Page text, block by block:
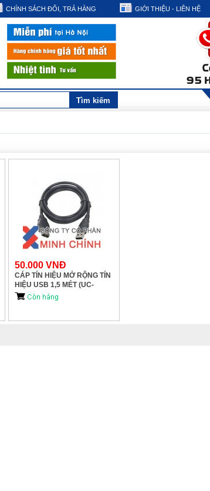
CHÍNH SÁCH ĐỔI, TRẢ HÀNG GIỚI THIỆU - LIÊN HỆ
50.000 VNĐ
CÁP TÍN HIỆU MỞ RỘNG TÍN
HIỆU USB 1,5 MÉT (UC-
H362).